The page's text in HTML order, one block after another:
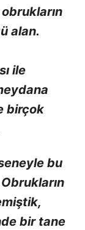
alan.
ile
birçok
bu
bir tane